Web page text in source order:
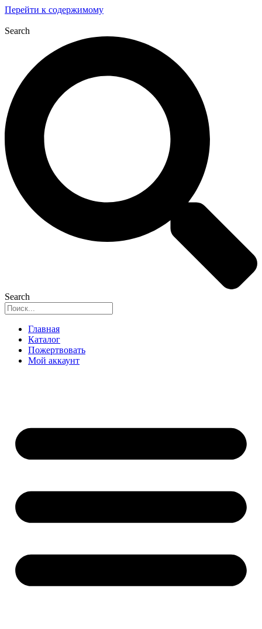
Перейти к содержимому
Search
Search
Главная
Каталог
Пожертвовать
Мой аккаунт